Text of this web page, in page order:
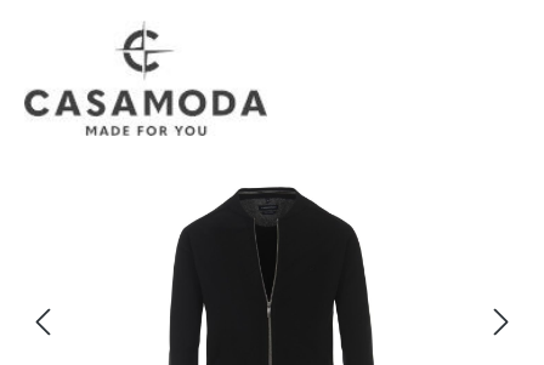
Bildergalerie überspringen